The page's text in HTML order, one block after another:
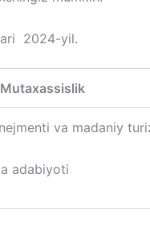
2024-yil.
Mutaxassislik
va madaniy
adabiyoti